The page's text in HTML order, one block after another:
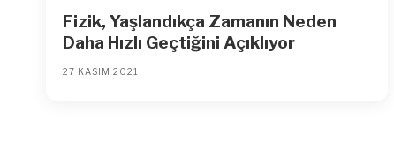
Fizik, Yaşlandıkça Zamanın Neden
Daha Hızlı Geçtiğini Açıklıyor
27 KASIM 2021